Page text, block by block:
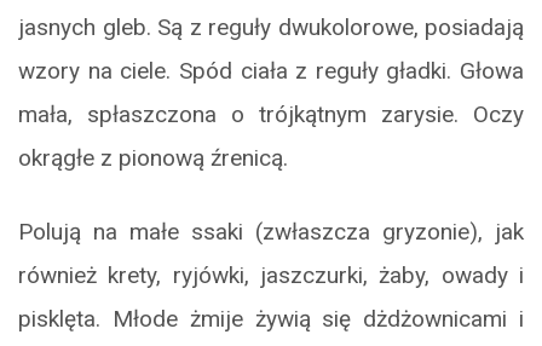
jasnych gleb. Są z reguły dwukolorowe, posiadają
wzory na ciele. Spód ciała z reguły gładki. Głowa
mała, spłaszczona o trójkątnym zarysie. Oczy
okrągłe z pionową źrenicą.
Polują na małe ssaki (zwłaszcza gryzonie), jak
również krety, ryjówki, jaszczurki, żaby, owady i
pisklęta. Młode żmije żywią się dżdżownicami i